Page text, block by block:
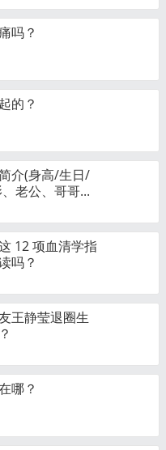
吗？
的？
介(身高/生日/
老公、哥哥...
12 项血清学指
吗？
王静莹退圈生
哪？